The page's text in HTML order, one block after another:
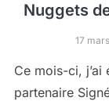
Nuggets
17
Ce mois-ci,
partenaire